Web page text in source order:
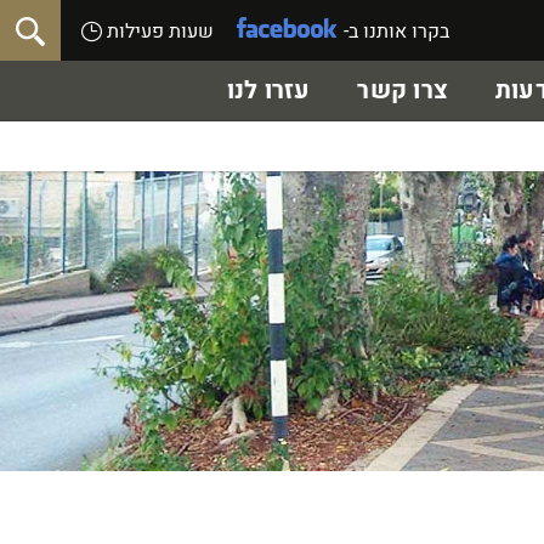
בקרו אותנו ב- שעות פעילות
צרו קשר עזרו לנו